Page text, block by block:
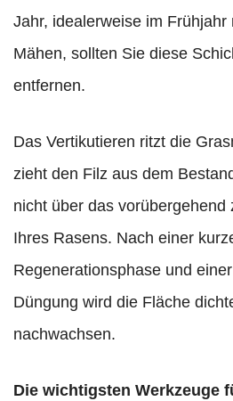
Jahr, idealerweise im Frühjahr
Mähen, sollten Sie diese
entfernen.
Das Vertikutieren ritzt die
zieht den Filz aus dem
nicht über das vorübergehend
Ihres Rasens. Nach einer
Regenerationsphase und
Düngung wird die Fläche
nachwachsen.
Die wichtigsten Werkzeuge